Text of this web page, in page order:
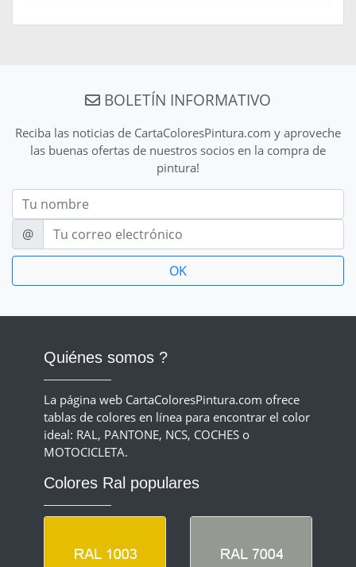
BOLETÍN INFORMATIVO
Reciba las noticias de CartaColoresPintura.com y aproveche
las buenas ofertas de nuestros socios en la compra de
pintura!
Nom
E-mail
@
Quiénes somos ?
La página web CartaColoresPintura.com ofrece
tablas de colores en línea para encontrar el color
ideal: RAL, PANTONE, NCS, COCHES o
MOTOCICLETA.
Colores Ral populares